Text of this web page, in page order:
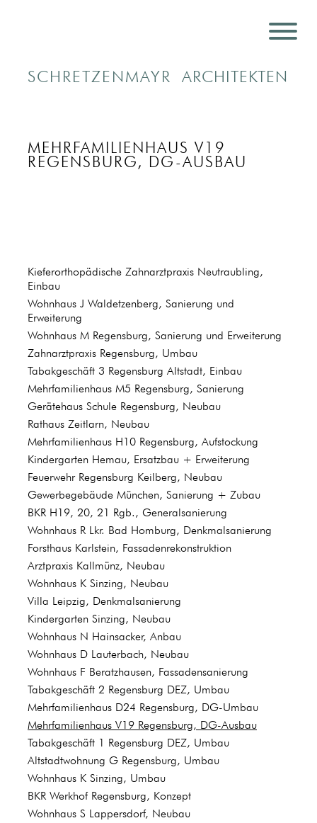
SCHRETZENMAYR ARCHITEKTEN
Kieferorthopädische Zahnarztpraxis Neutraubling,
Einbau
Wohnhaus J Waldetzenberg, Sanierung und
Erweiterung
Wohnhaus M Regensburg, Sanierung und Erweiterung
Zahnarztpraxis Regensburg, Umbau
Tabakgeschäft 3 Regensburg Altstadt, Einbau
Mehrfamilienhaus M5 Regensburg, Sanierung
Gerätehaus Schule Regensburg, Neubau
Rathaus Zeitlarn, Neubau
Mehrfamilienhaus H10 Regensburg, Aufstockung
Kindergarten Hemau, Ersatzbau + Erweiterung
Feuerwehr Regensburg Keilberg, Neubau
Gewerbegebäude München, Sanierung + Zubau
BKR H19, 20, 21 Rgb., Generalsanierung
Wohnhaus R Lkr. Bad Homburg, Denkmalsanierung
Forsthaus Karlstein, Fassadenrekonstruktion
Arztpraxis Kallmünz, Neubau
Wohnhaus K Sinzing, Neubau
Villa Leipzig, Denkmalsanierung
Kindergarten Sinzing, Neubau
Wohnhaus N Hainsacker, Anbau
Wohnhaus D Lauterbach, Neubau
Wohnhaus F Beratzhausen, Fassadensanierung
Tabakgeschäft 2 Regensburg DEZ, Umbau
Mehrfamilienhaus D24 Regensburg, DG-Umbau
Mehrfamilienhaus V19 Regensburg, DG-Ausbau
Tabakgeschäft 1 Regensburg DEZ, Umbau
Altstadtwohnung G Regensburg, Umbau
Wohnhaus K Sinzing, Umbau
BKR Werkhof Regensburg, Konzept
Wohnhaus S Lappersdorf, Neubau
MEHRFAMILIENHAUS V19
REGENSBURG, DG-AUSBAU